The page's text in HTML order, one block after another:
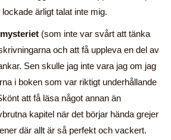
ärligt talat inte mig.
(som inte var svårt att tänka
och att få uppleva en del av
Sen skulle jag inte vara jag om jag
i boken som var riktigt underhållande
att få läsa något annan än
kapitel när det börjar hända grejer
där allt är så perfekt och vackert.